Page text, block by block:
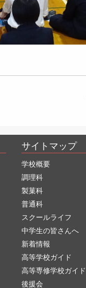
サイトマップ
学校概要
調理科
製菓科
普通科
スクールライフ
中学生の皆さんへ
新着情報
高等学校ガイド
高等専修学校ガイド
後援会